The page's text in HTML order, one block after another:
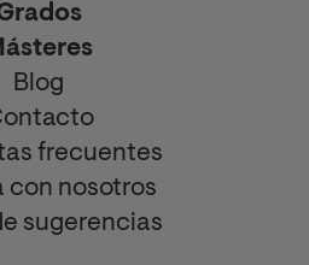
Blog
frecuentes
con nosotros
sugerencias